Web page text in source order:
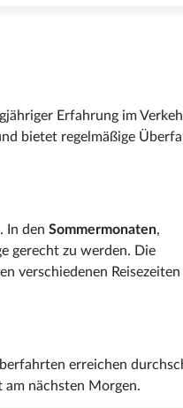
Erfahrung im
bietet regelmäßige
In den Sommermonaten,
gerecht zu werden. Die
verschiedenen
erreichen
am nächsten Morgen.